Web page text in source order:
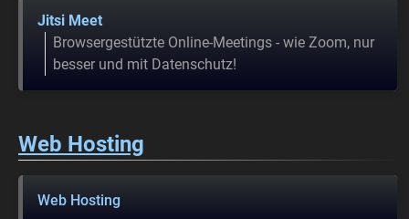
Jitsi Meet
Browsergestützte Online-Meetings - wie Zoom, nur
besser und mit Datenschutz!
Web Hosting
Web Hosting